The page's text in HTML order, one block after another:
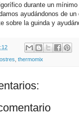
durante un mínimo
ayudándonos de
sobre la guinda y
thermomix